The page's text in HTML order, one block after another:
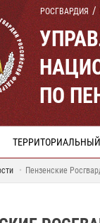
РОСГВАРДИЯ
ПО
Пензенские